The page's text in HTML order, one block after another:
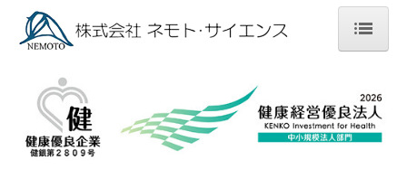
受託内容
各種化合物の合成および精製